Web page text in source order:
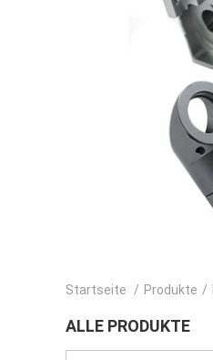
Startseite / Produkte /
ALLE PRODUKTE